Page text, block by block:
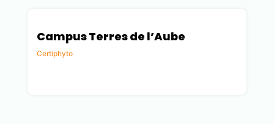
Campus Terres de l’Aube
Certiphyto